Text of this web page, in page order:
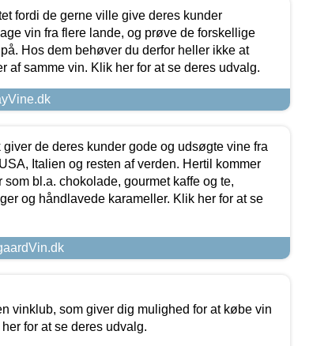
fordi de gerne ville give deres kunder
vin fra flere lande, og prøve de forskellige
Hos dem behøver du derfor heller ikke at
af samme vin. Klik her for at se deres udvalg.
de deres kunder gode og udsøgte vine fra
Italien og resten af verden. Hertil kommer
bl.a. chokolade, gourmet kaffe og te,
og håndlavede karameller. Klik her for at se
vinklub, som giver dig mulighed for at købe vin
for at se deres udvalg.